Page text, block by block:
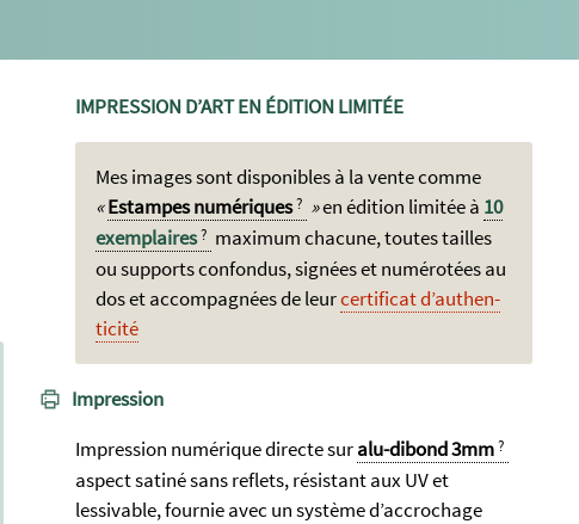
IMPRESSION D’ART EN ÉDITION LIMITÉE
Mes images sont dispo­nibles à la vente com­me
Est­ampes numé­riques
en édi­tion lim­itée à 10
exem­plaires
maxi­mum cha­cune, toutes tailles
ou sup­ports con­fondus, si­gnées et num­érot­ées au
dos et accom­pagnées de leurcerti­ficat d’authen­
ticité
Impression
Impression numérique directe suralu-dibond 3mm
aspect satiné sans reflets, résistant aux UV et
lessivable, fournie avec un système d’accrochage